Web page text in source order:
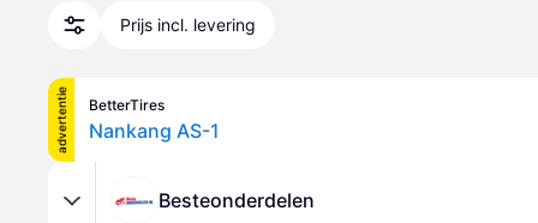
Prijs incl. levering
advertentie BetterTires
Nankang AS-1
Besteonderdelen